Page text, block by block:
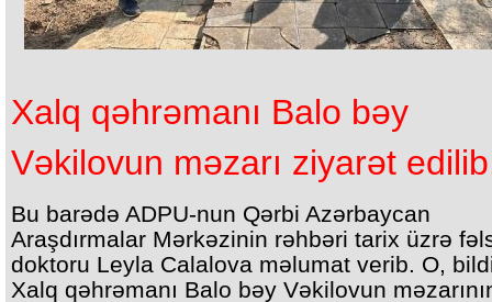
Xalq qəhrəmanı Balo bəy
Vəkilovun məzarı ziyarət
Bu barədə ADPU-nun Qərbi Azərbaycan
Araşdırmalar Mərkəzinin rəhbəri tarix üzrə
doktoru Leyla Calalova məlumat verib. O,
Xalq qəhrəmanı Balo bəy Vəkilovun